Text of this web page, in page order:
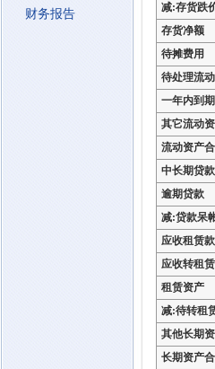
财务报告
减:存货跌
存货净额
待摊费用
待处理流
一年内到
其它流动
流动资产
中长期贷款
逾期贷款
减:贷款呆
应收租赁款
应收转租
租赁资产
减:待转租
其他长期
长期资产